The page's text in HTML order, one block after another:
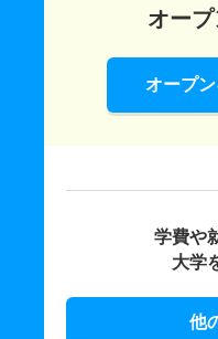
オープ
オープ
学費や
大学
他